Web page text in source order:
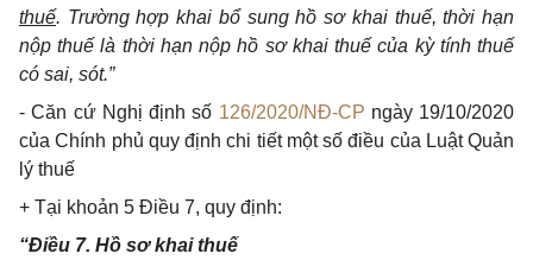
thuế. Trường hợp khai bổ sung hồ sơ khai thuế, thời hạn
nộp thuế là thời hạn nộp hồ sơ khai thuế của kỳ tính thuế
có sai, sót.”
- Căn cứ Nghị định số 126/2020/NĐ-CP ngày 19/10/2020
của Chính phủ quy định chi tiết một số điều của Luật Quản
lý thuế
+ Tại khoản 5 Điều 7, quy định:
“Điều 7. Hồ sơ khai thuế